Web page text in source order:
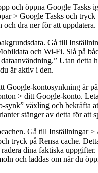
och öppna Google Tasks
> Google Tasks och tryck
och dra ner för att uppdatera.
Gå till
och Wi-Fi. Slå på
Utan detta
är aktiv i den.
Google-kontosynkning är
> ditt Google-konto.
synk” växling och bekräfta
stänger av detta för att
Gå till Inställningar >
tryck på Rensa cache.
dina faktiska
och laddas om när du